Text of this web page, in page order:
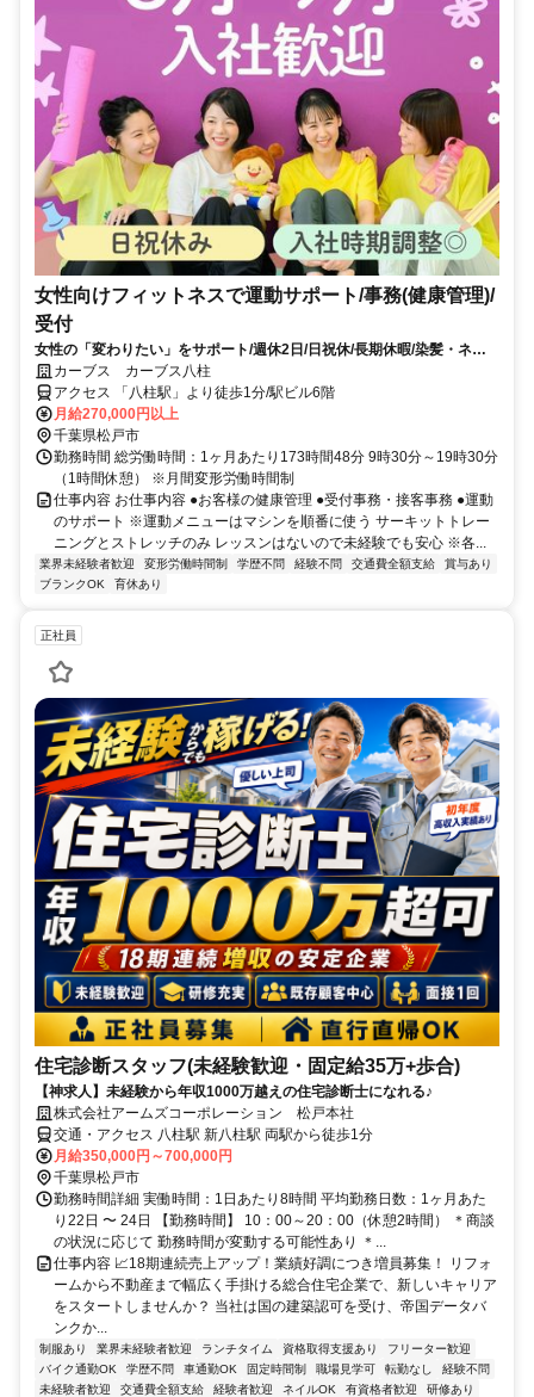
女性向けフィットネスで運動サポート/事務(健康管理)/
受付
女性の「変わりたい」をサポート/週休2日/日祝休/長期休暇/染髪・ネイ
ルOK※規定内
カーブス カーブス八柱
アクセス 「八柱駅」より徒歩1分/駅ビル6階
月給270,000円以上
千葉県松戸市
勤務時間 総労働時間：1ヶ月あたり173時間48分 9時30分～19時30分
（1時間休憩） ※月間変形労働時間制
仕事内容 お仕事内容 ●お客様の健康管理 ●受付事務・接客事務 ●運動
のサポート ※運動メニューはマシンを順番に使う サーキットトレー
ニングとストレッチのみ レッスンはないので未経験でも安心 ※各...
業界未経験者歓迎 変形労働時間制 学歴不問 経験不問 交通費全額支給
賞与あり
ブランクOK
育休あり
正社員
住宅診断スタッフ(未経験歓迎・固定給35万+歩合)
【神求人】未経験から年収1000万越えの住宅診断士になれる♪
株式会社アームズコーポレーション 松戸本社
交通・アクセス 八柱駅 新八柱駅 両駅から徒歩1分
月給350,000円～700,000円
千葉県松戸市
勤務時間詳細 実働時間：1日あたり8時間 平均勤務日数：1ヶ月あた
り22日 〜 24日 【勤務時間】 10：00～20：00（休憩2時間） ＊商談
の状況に応じて 勤務時間が変動する可能性あり ＊...
仕事内容 📈18期連続売上アップ！業績好調につき増員募集！ リフォ
ームから不動産まで幅広く手掛ける総合住宅企業で、新しいキャリア
をスタートしませんか？ 当社は国の建築認可を受け、帝国データバ
ンクか...
制服あり 業界未経験者歓迎 ランチタイム 資格取得支援あり
フリーター歓迎
バイク通勤OK
学歴不問 車通勤OK 固定時間制 職場見学可 転勤なし
経験不問
未経験者歓迎
交通費全額支給 経験者歓迎 ネイルOK 有資格者歓迎
研修あり